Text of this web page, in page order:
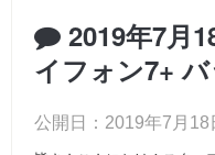
2019年7月
イフォン7+
公開日：2019年7月18